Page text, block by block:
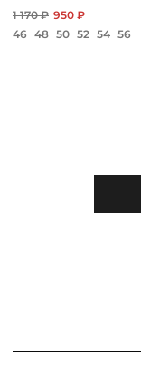
1 170 ₽ 950 ₽
46 48 50 52 54 56